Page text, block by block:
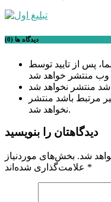
دیدگاه ها (0)
پس از تایید توسط
مرتبط باشد منتشر
نخواهد شد.
دیدگاهتان را بنویسید
شد. بخش‌های موردنیاز
*